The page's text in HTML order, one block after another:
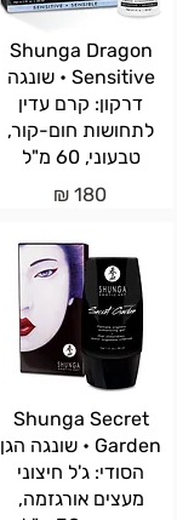
Shunga Dragon
Sensitive • שונגה
דרקון: קרם עדין
לתחושות חום-קור,
טבעוני, 60 מ"ל
180 ₪
Shunga Secret
Garden • שונגה הגן
הסודי: ג'ל חיצוני
מעצים אורגזמה,